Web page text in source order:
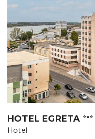
HOTEL EGRETA ⭐⭐⭐
Hotel